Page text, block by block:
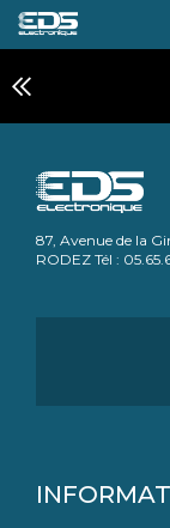
87, Avenue de la
RODEZ Tél :